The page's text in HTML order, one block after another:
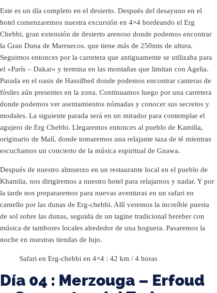
Este es un día completo en el desierto. Después del desayuno en el
hotel comenzaremos nuestra excursión en 4×4 bordeando el Erg
Chebbi, gran extensión de desierto arenoso donde podemos encontrar
la Gran Duna de Marruecos. que tiene más de 250mts de altura.
Seguimos entonces por la carretera que antiguamente se utilizaba para
el «París – Dakar» y termina en las montañas que limitan con Agelia.
Parada en el oasis de Hassilbed donde podemos encontrar canteras de
fósiles aún presentes en la zona. Continuamos luego por una carretera
donde podemos ver asentamientos nómadas y conocer sus secretos y
modales. La siguiente parada será en un mirador para contemplar el
agujero de Erg Chebbi. Llegaremos entonces al pueblo de Kamilia,
originario de Malí, donde tomaremos una relajante taza de té mientras
escuchamos un concierto de la música espiritual de Gnawa.
Después de nuestro almuerzo en un restaurante local en el pueblo de
Khamlia, nos dirigiremos a nuestro hotel para relajarnos y nadar. Y por
la tarde nos prepararemos para nuevas aventuras en un safari en
camello por las dunas de Erg-chebbi. Allí veremos la increíble puesta
de sol sobre las dunas, seguida de un tagine tradicional bereber con
música de tambores locales alrededor de una hoguera. Pasaremos la
noche en nuestras tiendas de lujo.
Safari en Erg-chebbi en 4×4 : 42 km / 4 horas
Día 04 : Merzouga – Erfoud